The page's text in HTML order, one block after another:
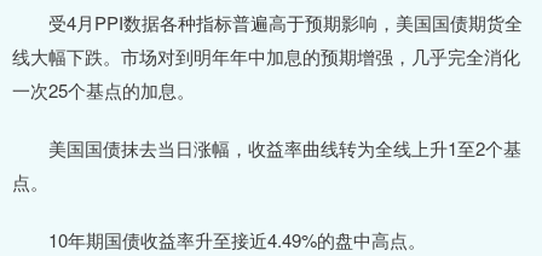
受4月PPI数据各种指标普遍高于预期影响，美国国债期货全
线大幅下跌。市场对到明年年中加息的预期增强，几乎完全消化
一次25个基点的加息。
美国国债抹去当日涨幅，收益率曲线转为全线上升1至2个基
点。
10年期国债收益率升至接近4.49%的盘中高点。